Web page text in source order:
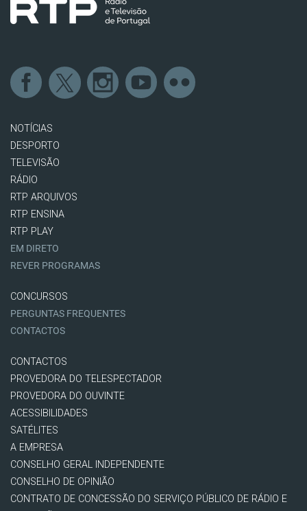
NOTÍCIAS
DESPORTO
TELEVISÃO
RÁDIO
RTP ARQUIVOS
RTP ENSINA
RTP PLAY
EM DIRETO
REVER PROGRAMAS
CONCURSOS
PERGUNTAS FREQUENTES
CONTACTOS
CONTACTOS
PROVEDORA DO TELESPECTADOR
PROVEDORA DO OUVINTE
ACESSIBILIDADES
SATÉLITES
A EMPRESA
CONSELHO GERAL INDEPENDENTE
CONSELHO DE OPINIÃO
CONTRATO DE CONCESSÃO DO SERVIÇO PÚBLICO DE RÁDIO E